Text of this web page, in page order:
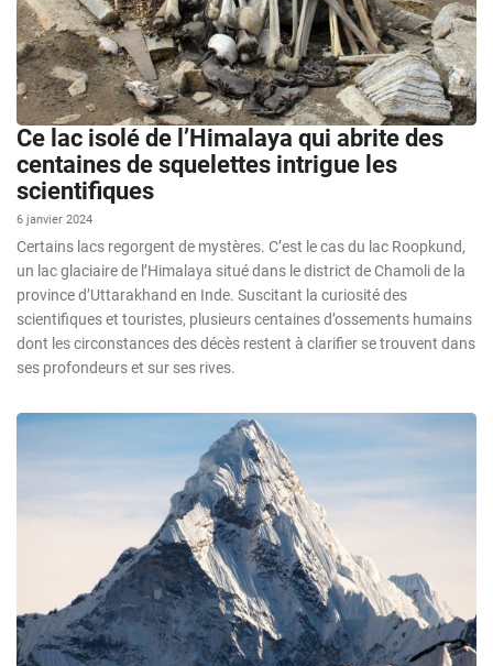
Ce lac isolé de l’Himalaya qui abrite des
centaines de squelettes intrigue les
scientifiques
6 janvier 2024
Certains lacs regorgent de mystères. C’est le cas du lac Roopkund,
un lac glaciaire de l’Himalaya situé dans le district de Chamoli de la
province d’Uttarakhand en Inde. Suscitant la curiosité des
scientifiques et touristes, plusieurs centaines d’ossements humains
dont les circonstances des décès restent à clarifier se trouvent dans
ses profondeurs et sur ses rives.